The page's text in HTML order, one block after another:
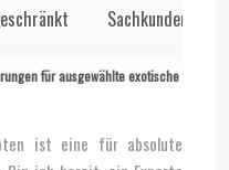
für ausgewählte exotische
ist eine für absolute